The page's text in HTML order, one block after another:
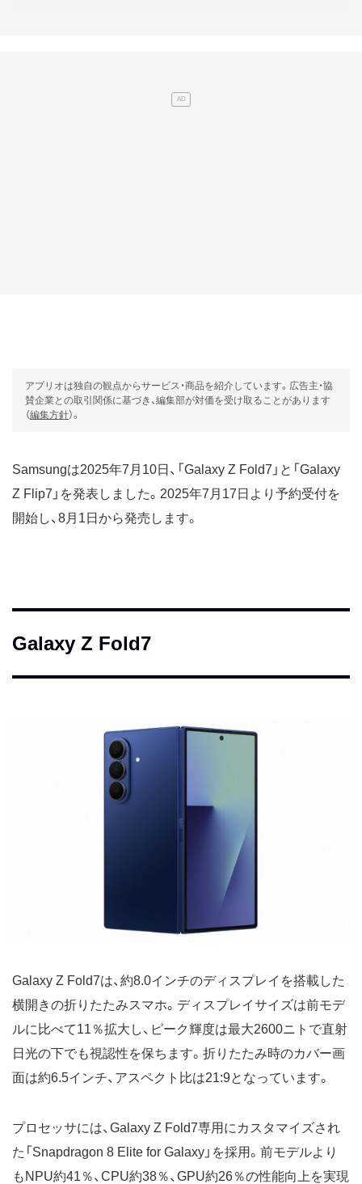
アプリオは独自の観点からサービス・商品を紹介しています。広告主・協
賛企業との取引関係に基づき、編集部が対価を受け取ることがあります
（編集方針）。
Samsungは2025年7月10日、「Galaxy Z Fold7」と「Galaxy
Z Flip7」を発表しました。2025年7月17日より予約受付を
開始し、8月1日から発売します。
Galaxy Z Fold7
Galaxy Z Fold7は、約8.0インチのディスプレイを搭載した
横開きの折りたたみスマホ。ディスプレイサイズは前モデ
ルに比べて11％拡大し、ピーク輝度は最大2600ニトで直射
日光の下でも視認性を保ちます。折りたたみ時のカバー画
面は約6.5インチ、アスペクト比は21:9となっています。
プロセッサには、Galaxy Z Fold7専用にカスタマイズされ
た「Snapdragon 8 Elite for Galaxy」を採用。前モデルより
もNPU約41％、CPU約38％、GPU約26％の性能向上を実現